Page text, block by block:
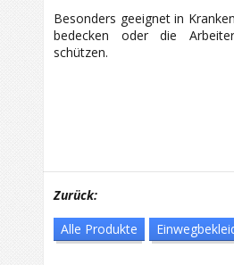
Besonders geeignet in
bedecken oder die
schützen.
Zurück:
Alle Produkte